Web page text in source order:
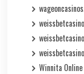
Winnita